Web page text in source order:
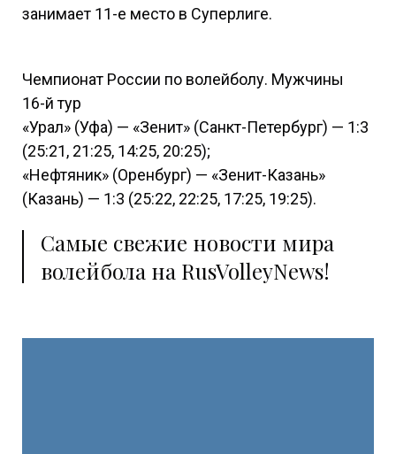
занимает 11-е место в Суперлиге.
Чемпионат России по волейболу. Мужчины
16-й тур
«Урал» (Уфа) — «Зенит» (Санкт-Петербург) — 1:3
(25:21, 21:25, 14:25, 20:25);
«Нефтяник» (Оренбург) — «Зенит-Казань»
(Казань) — 1:3 (25:22, 22:25, 17:25, 19:25).
Самые свежие новости мира
волейбола на RusVolleyNews!